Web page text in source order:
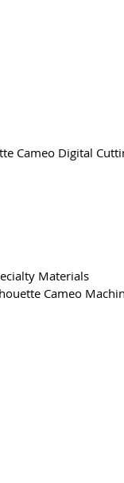
Cameo Digital
Materials
Cameo